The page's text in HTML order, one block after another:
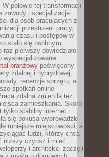
połowie tej transformacji
zawody i specjalizacje.
dla osób pracujących z
przestrzeni pracy,
czasu i postępów w
stało się osobnym
pierwszy dowiedziało
wyspecjalizowane
branżowy poświęcony
zdalnej i hybrydowej,
recenzje sprzętu, a
spotkań online
zdalna zmieniła też
zamieszkania. Skoro
tylko stabilny internet i
się pokusa wyprowadzki
mniejsze miejscowości, a
ludzi, którzy chcą
niższy czynsz i mieć
i architekci zaczęli